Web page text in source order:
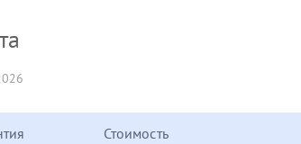
Стоимость